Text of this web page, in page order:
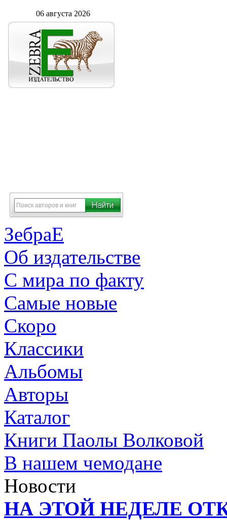
06 августа 2026
ЗебраЕ
Об издательстве
С мира по факту
Самые новые
Скоро
Классики
Альбомы
Авторы
Каталог
Книги Паолы Волковой
В нашем чемодане
Новости
НА ЭТОЙ НЕДЕЛЕ